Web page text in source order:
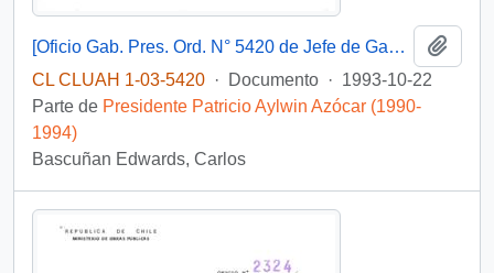
[Oficio Gab. Pres. Ord. N° 5420 de Jefe de Gabinete Presidencial, remite copia de carta que se indica]
CL CLUAH 1-03-5420 · Documento · 1993-10-22
Parte de Presidente Patricio Aylwin Azócar (1990-
1994)
Bascuñan Edwards, Carlos